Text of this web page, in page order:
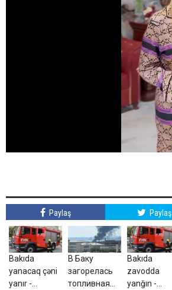
Paylaş Paylaş
Bakıda
yanacaq çəni
yanır -
В Баку
загорелась
топливная
Bakıda
zavodda
yanğın -